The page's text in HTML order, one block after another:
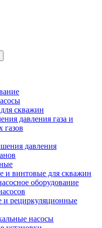
скважин
давления газа и
газов
давления
и винтовые для скважин
оборудование
рециркуляционные
насосы